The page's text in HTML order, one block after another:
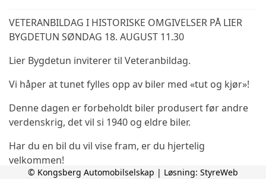
VETERANBILDAG I HISTORISKE OMGIVELSER PÅ LIER
BYGDETUN SØNDAG 18. AUGUST 11.30
Lier Bygdetun inviterer til Veteranbildag.
Vi håper at tunet fylles opp av biler med «tut og kjør»!
Denne dagen er forbeholdt biler produsert før andre
verdenskrig, det vil si 1940 og eldre biler.
Har du en bil du vil vise fram, er du hjertelig
velkommen!
© Kongsberg Automobilselskap | Løsning: StyreWeb